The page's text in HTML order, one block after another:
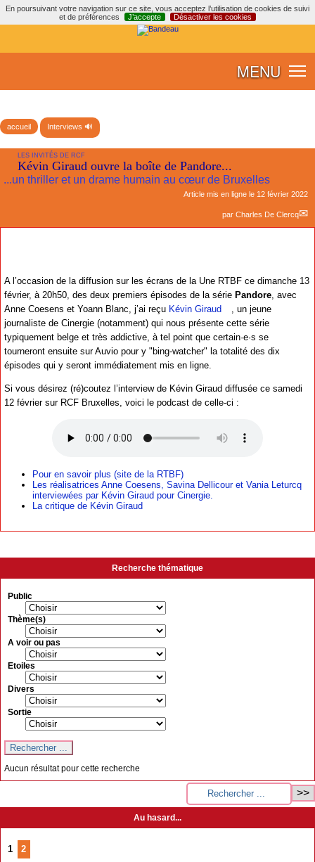
En poursuivant votre navigation sur ce site, vous acceptez l’utilisation de cookies de suivi
et de préférences
J’accepte Désactiver les cookies
MENU
accueil Interviews 🔊
LES INVITÉS DE RCF
Kévin Giraud ouvre la boîte de Pandore...
...un thriller et un drame humain au cœur de Bruxelles
Article mis en ligne le 12 février 2022
par Charles De Clercq
A l’occasion de la diffusion sur les écrans de la Une RTBF ce dimanche 13
février, à 20h50, des deux premiers épisodes de la série Pandore , avec
Anne Coesens et Yoann Blanc, j’ai reçu Kévin Giraud
, un jeune
journaliste de Cinergie (notamment) qui nous présente cette série
typiquement belge et très addictive, à tel point que certain·e·s se
tourneront ensuite sur Auvio pour y "bing-watcher" la totalité des dix
épisodes qui y seront immédiatement mis en ligne.
Si vous désirez (ré)coutez l’interview de Kévin Giraud diffusée ce samedi
12 février sur RCF Bruxelles, voici le podcast de celle-ci :
Pour en savoir plus (site de la RTBF)
Les réalisatrices Anne Coesens, Savina Dellicour et Vania Leturcq
interviewées par Kévin Giraud pour Cinergie.
La critique de Kévin Giraud
Recherche thématique
Public
Thème(s)
A voir ou pas
Etoiles
Divers
Sortie
Aucun résultat pour cette recherche
Au hasard...
1 2